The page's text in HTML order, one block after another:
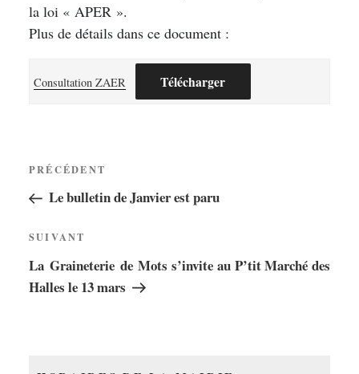
la loi « APER ».
Plus de détails dans ce document :
Consultation ZAER Télécharger
Navigation
de
l’article
Article
précédent
PRÉCÉDENT
Le bulletin de Janvier est paru
Article
suivant
SUIVANT
La Graineterie de Mots s’invite au P’tit Marché des
Halles le 13 mars